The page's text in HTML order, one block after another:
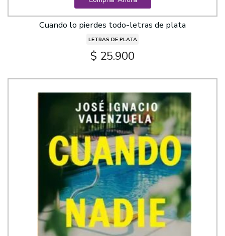
Cuando lo pierdes todo-letras de plata
LETRAS DE PLATA
$ 25.900